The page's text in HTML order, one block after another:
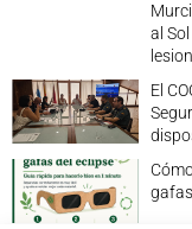
al
El